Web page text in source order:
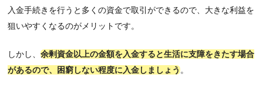
入金手続きを行うと多くの資金で取引ができるので、大きな利益を
狙いやすくなるのがメリットです。
しかし、 余剰資金以上の金額を入金すると生活に支障をきたす場合
があるので、困窮しない程度に入金しましょう。